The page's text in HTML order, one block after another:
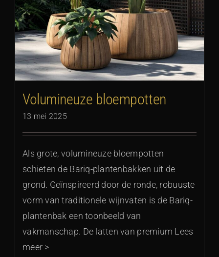
Volumineuze bloempotten
13 mei 2025
Als grote, volumineuze bloempotten
schieten de Bariq-plantenbakken uit de
grond. Geïnspireerd door de ronde, robuuste
vorm van traditionele wijnvaten is de Bariq-
plantenbak een toonbeeld van
vakmanschap. De latten van premium Lees
meer >